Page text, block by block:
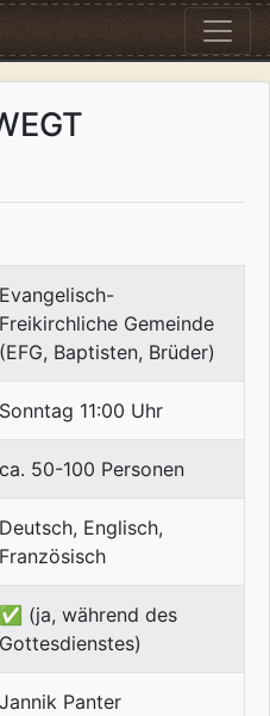
Evangelisch-
Freikirchliche Gemeinde
(EFG, Baptisten, Brüder)
Sonntag 11:00 Uhr
ca. 50-100 Personen
Deutsch, Englisch,
Französisch
✅ (ja, während des
Gottesdienstes)
Jannik Panter